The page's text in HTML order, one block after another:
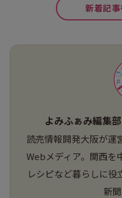
新着記
よみふぁみ編集部
読売情報開発大阪が運
Webメディア。関西を
レシピなど暮らしに
新